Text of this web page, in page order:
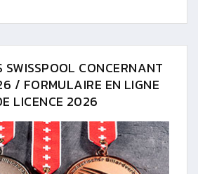
SWISSPOOL CONCERNANT
/ FORMULAIRE EN LIGNE
LICENCE 2026